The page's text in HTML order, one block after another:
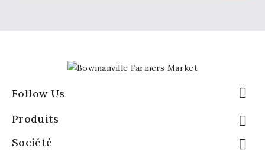
Follow Us 
Produits 
Société 